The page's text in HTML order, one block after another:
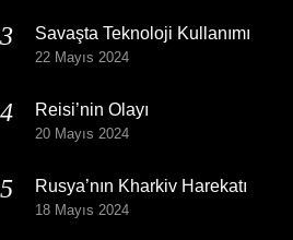
Savaşta Teknoloji Kullanımı
22 Mayıs 2024
Reisi’nin Olayı
20 Mayıs 2024
Rusya’nın Kharkiv Harekatı
18 Mayıs 2024